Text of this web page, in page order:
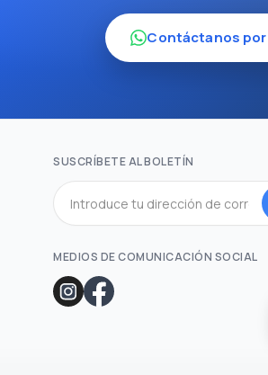
Contáctanos
SUSCRÍBETE AL BOLETÍN
MEDIOS DE COMUNICACIÓN SOCIAL